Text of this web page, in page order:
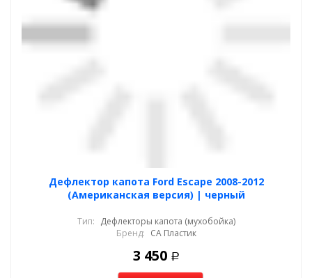
Дефлектор капота Ford Escape 2008-2012
(Американская версия) | черный
Тип: Дефлекторы капота (мухобойка)
Бренд: СА Пластик
3 450 Р